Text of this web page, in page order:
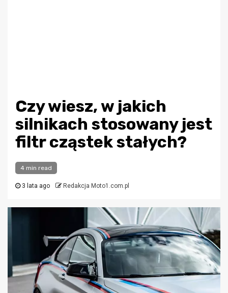
Czy wiesz, w jakich
silnikach stosowany jest
filtr cząstek stałych?
4 min read
3 lata ago Redakcja Moto1.com.pl